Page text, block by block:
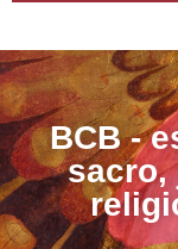
BCB -
sacro,